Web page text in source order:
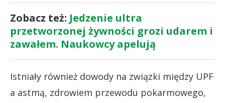
Zobacz też: Jedzenie ultra
przetworzonej żywności grozi udarem i
zawałem. Naukowcy apelują
Istniały również dowody na związki między UPF
a astmą, zdrowiem przewodu pokarmowego,